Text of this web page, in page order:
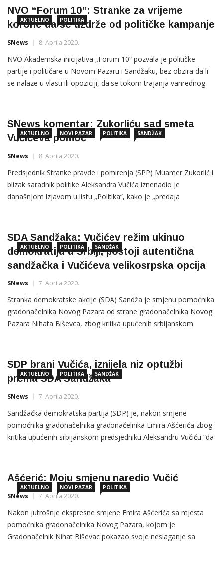
oslobađa”! I zaboljela […]
AKTUELNO POLITIKA
NVO “Forum 10”: Stranke za vrijeme
korone da se uzdrže od političke kampanje
SNews 8. Aprila 2020.
NVO Akademska inicijativa „Forum 10“ pozvala je političke
partije i političare u Novom Pazaru i Sandžaku, bez obzira da li
se nalaze u vlasti ili opoziciji, da se tokom trajanja vanrednog
političke ili predizborne kampanje. Ocjenivši da […]
AKTUELNO NOVI PAZAR POLITIKA SANDŽAK
SNews komentar: Zukorliću sad smeta
Vučićeva pomoć
SNews 8. Aprila 2020.
Predsjednik Stranke pravde i pomirenja (SPP) Muamer Zukorlić i
blizak saradnik politike Aleksandra Vučića iznenadio je
današnjom izjavom u listu „Politika“, kako je „predaja
koji to političar ne koristi situaciju sa epidemijom za politički
poen“, […]
AKTUELNO POLITIKA SANDŽAK
SDA Sandžaka: Vučićev režim ukinuo
demokratiju u Srbiji, postoji autentična
sandžačka i Vučićeva velikosrpska opcija
SNews 7. Aprila 2020.
Stranka demokratske akcije (SDA) Sandža je smjenu pomoćnika
gradonačelnika Novog Pazara od strane gradonačelnika Novog
Pazara Nihata Biševca, zbog kritika upućenih srbijanskom
vrijeme vanrednog stanja režim ukinuo demokratiju. “Postupak
AKTUELNO POLITIKA SANDŽAK
SDP brani Vučića, iznijela niz optužbi
prema SDA Sandžaka
SNews 7. Aprila 2020.
Sandžačka demokratska partija (SDP) je, nakon smjene
pomoćnika gradonačelnika gradonačelnika Emira Ašćerića zbog
kritika upućenih srbijanskom predsjedniku Aleksandru Vučiću “da
iznenađeni bahatošću funkcionera SDA Emira Ašćerića kojeg je
AKTUELNO NOVI PAZAR POLITIKA
Ašćerić: Moju smjenu naredio Vučić
SNews 7. Aprila 2020.
Nakon jutrošnje ekspresne smjene Emira Ašćerića sa mjesta
pomoćnika gradonačelnika Novog Pazara, kojom je
Gradonačelnik Nihat Biševac pokazao svoje neslaganje sa